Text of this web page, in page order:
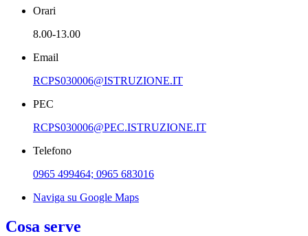
Orari
8.00-13.00
Email
RCPS030006@ISTRUZIONE.IT
PEC
RCPS030006@PEC.ISTRUZIONE.IT
Telefono
0965 499464; 0965 683016
Naviga su Google Maps
Cosa serve